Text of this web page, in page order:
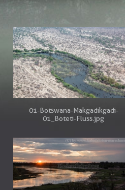
01-Botswana-Makgadikgadi-
01_Boteti-Fluss.jpg